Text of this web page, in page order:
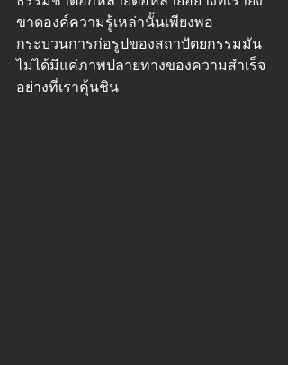
ขาดองค์ความรู้เหล่านั้นเพียงพอ
กระบวนการก่อรูปของสถาปัตยกรรมมัน
ไม่ได้มีแค่ภาพปลายทางของความสำเร็จ
อย่างที่เราคุ้นชิน